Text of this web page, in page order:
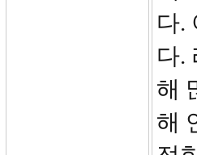
다.
다.
해
해